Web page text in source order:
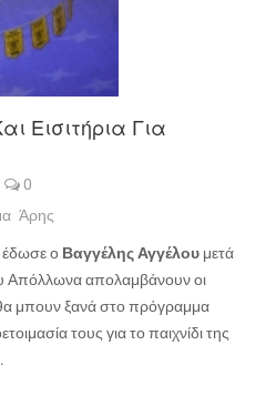
Εισιτήρια Για
0
Άρης
έδωσε ο Βαγγέλης Αγγέλου μετά
Απόλλωνα απολαμβάνουν οι
μπουν ξανά στο πρόγραμμα
τους για το παιχνίδι της
.